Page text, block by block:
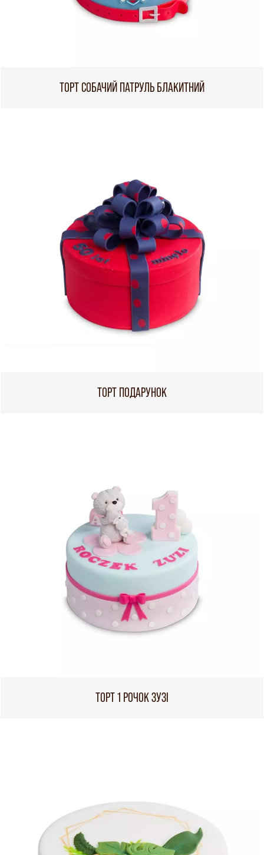
ТОРТ СОБАЧИЙ ПАТРУЛЬ БЛАКИТНИЙ
ТОРТ ПОДАРУНОК
ТОРТ 1 РОЧОК ЗУЗІ